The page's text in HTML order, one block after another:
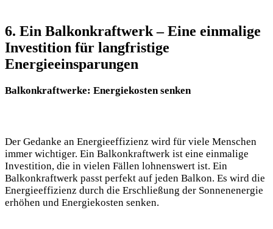
6. Ein Balkonkraftwerk – Eine einmalige
Investition für langfristige
Energieeinsparungen
Balkonkraftwerke: Energiekosten senken
Der Gedanke an Energieeffizienz wird für viele Menschen
immer wichtiger. Ein Balkonkraftwerk ist eine einmalige
Investition, die in vielen Fällen lohnenswert ist. Ein
Balkonkraftwerk passt perfekt auf jeden Balkon. Es wird die
Energieeffizienz durch die Erschließung der Sonnenenergie
erhöhen und Energiekosten senken.